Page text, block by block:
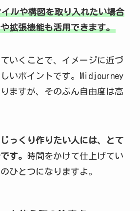
ルや構図を取り入れたい場合
拡張機能も活用できます。
いくことで、イメージに近づ
いポイントです。Midjourney
ますが、そのぶん自由度は高
っくり作りたい人には、とて
す。 時間をかけて仕上げてい
ひとつになりますよ。